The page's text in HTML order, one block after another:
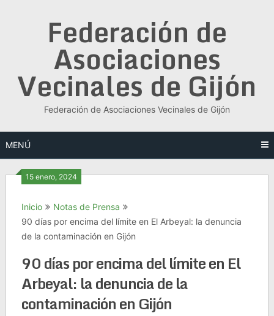
Federación de
Asociaciones
Vecinales de Gijón
Federación de Asociaciones Vecinales de Gijón
MENÚ
15 enero, 2024
Inicio
Notas de Prensa
90 días por encima del límite en El Arbeyal: la denuncia
de la contaminación en Gijón
90 días por encima del límite en El
Arbeyal: la denuncia de la
contaminación en Gijón